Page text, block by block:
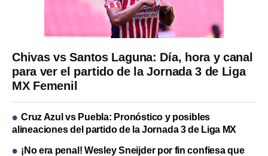
Chivas vs Santos Laguna: Día, hora y canal
para ver el partido de la Jornada 3 de Liga
MX Femenil
Cruz Azul vs Puebla: Pronóstico y posibles
alineaciones del partido de la Jornada 3 de Liga MX
¡No era penal! Wesley Sneijder por fin confiesa que